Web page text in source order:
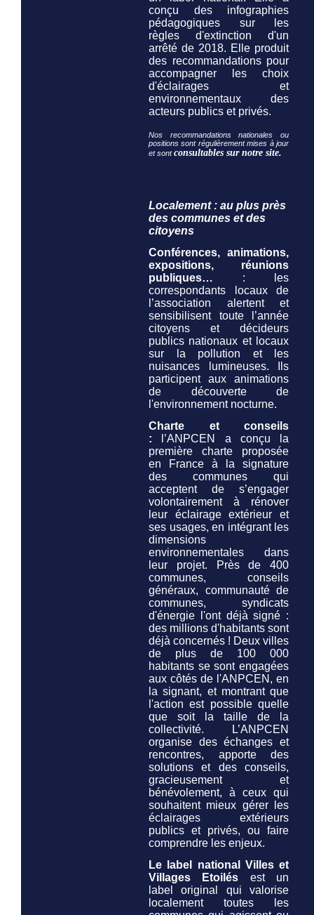
conçu des infographies
pédagogiques sur les
règles d'extinction d'un
arrêté de 2018. Elle produit
des recommandations pour
accompagner les choix
d'éclairages et
environnementaux des
acteurs publics et privés.
Nos recommandations nationales ou
positions sont régulièrement mises à jour
et sontconsultables sur notre site.
Localement : au plus près
des communes et des
citoyens
Conférences, animations,
expositions, réunions
publiques… : les
correspondants locaux de
l’association alertent et
sensibilisent toute l’année
citoyens et décideurs
publics nationaux et locaux
sur la pollution et les
nuisances lumineuses. Ils
participent aux animations
de découverte de
l'environnement nocturne.
Charte et conseils
: l’ANPCEN a conçu la
première charte proposée
en France à la signature
des communes qui
acceptent de s’engager
volontairement à rénover
leur éclairage extérieur et
ses usages, en intégrant les
dimensions
environnementales dans
leur projet. Près de 400
communes, conseils
généraux, communauté de
communes, syndicats
d'énergie l'ont déjà signé :
des millions d'habitants sont
déjà concernés ! Deux villes
de plus de 100 000
habitants se sont engagées
aux côtés de l'ANPCEN, en
la signant, et montrant que
l'action est possible quelle
que soit la taille de la
collectivité. L’ANPCEN
organise des échanges et
rencontres, apporte des
solutions et des conseils,
gracieusement et
bénévolement, à ceux qui
souhaitent mieux gérer les
éclairages extérieurs
publics et privés, ou faire
comprendre les enjeux.
Le label national Villes et
Villages Etoilés est un
label original qui valorise
localement toutes les